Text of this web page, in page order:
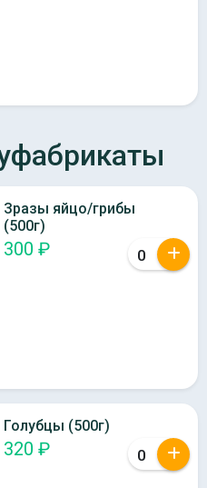
Зразы яйцо/грибы
(500г)
300 ₽
Голубцы (500г)
320 ₽